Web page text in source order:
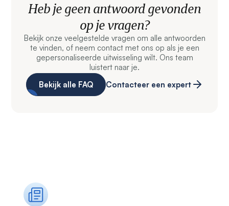
Heb je geen antwoord gevonden
op je vragen?
Bekijk onze veelgestelde vragen om alle antwoorden
te vinden, of neem contact met ons op als je een
gepersonaliseerde uitwisseling wilt. Ons team
luistert naar je.
Bekijk alle FAQ
Contacteer een expert